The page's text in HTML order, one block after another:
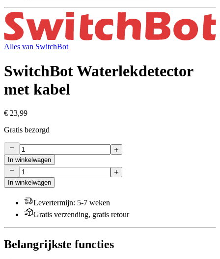
Alles van SwitchBot
SwitchBot Waterlekdetector
met kabel
€ 23,99
Gratis bezorgd
In winkelwagen
In winkelwagen
Levertermijn: 5-7 weken
Gratis verzending, gratis retour
Belangrijkste functies